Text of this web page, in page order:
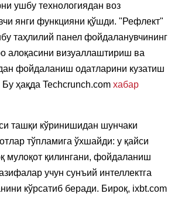
ушбу технологиядан воз
янги функцияни қўшди. "Рефлект"
таҳлилий панел фойдаланувчининг
алоқасини визуаллаштириш ва
фойдаланиш одатларини кузатиш
ҳақда Techcrunch.com хабар
ташқи кўринишидан шунчаки
тўпламига ўхшайди: у қайси
мулоқот қилингани, фойдаланиш
учун сунъий интеллектга
кўрсатиб беради. Бироқ, ixbt.com